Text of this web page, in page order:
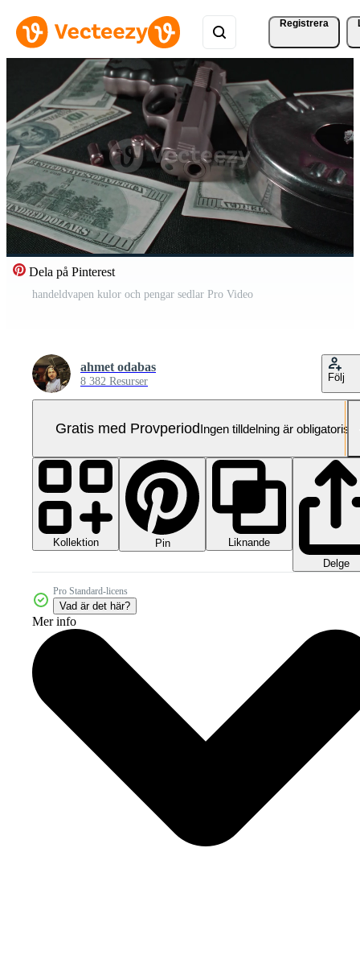
Registrera
Dela på Pinterest
handeldvapen kulor och pengar sedlar Pro Video
ahmet odabas
8 382 Resurser Följ
Gratis med ProvperiodIngen tilldelning är obligatorisk
Kollektion Pin
Liknande
Delge
Pro Standard-licens
Vad är det här?
Mer info